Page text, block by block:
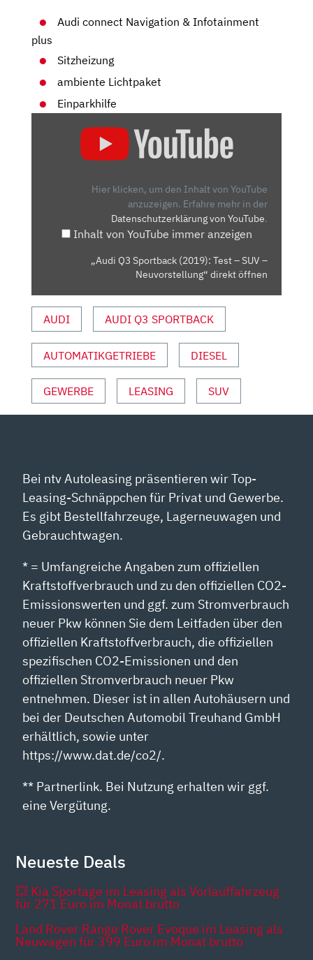
Audi connect Navigation & Infotainment
plus
Sitzheizung
ambiente Lichtpaket
Einparkhilfe
SPORTBACK
NEUVORSTELLUNG“
ANZEIGEN
Hier klicken, um den Inhalt von YouTube
anzuzeigen. Erfahre mehr in der
Datenschutzerklärung von YouTube.
Inhalt von YouTube immer anzeigen
„Audi Q3 Sportback (2019): Test – SUV –
Neuvorstellung“ direkt öffnen
AUDI AUDI Q3 SPORTBACK
AUTOMATIKGETRIEBE DIESEL
GEWERBE LEASING SUV
Bei ntv Autoleasing präsentieren wir Top-
Leasing-Schnäppchen für Privat und Gewerbe.
Es gibt Bestellfahrzeuge, Lagerneuwagen und
Gebrauchtwagen.
* = Umfangreiche Angaben zum offiziellen
Kraftstoffverbrauch und zu den offiziellen CO2-
Emissionswerten und ggf. zum Stromverbrauch
neuer Pkw können Sie dem Leitfaden über den
offiziellen Kraftstoffverbrauch, die offiziellen
spezifischen CO2-Emissionen und den
offiziellen Stromverbrauch neuer Pkw
entnehmen. Dieser ist in allen Autohäusern und
bei der Deutschen Automobil Treuhand GmbH
erhältlich, sowie unter
https://www.dat.de/co2/.
** Partnerlink. Bei Nutzung erhalten wir ggf.
eine Vergütung.
Neueste Deals
💥 Kia Sportage im Leasing als Vorlauffahrzeug
für 271 Euro im Monat brutto
Land Rover Range Rover Evoque im Leasing als
Neuwagen für 399 Euro im Monat brutto